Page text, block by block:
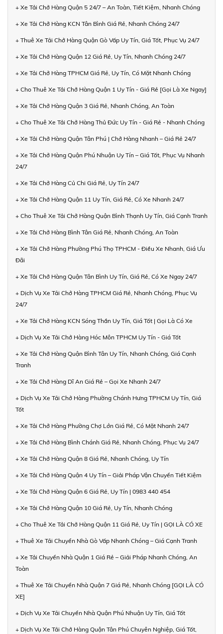
+ Xe Tải Chở Hàng Quận 5 24/7 – An Toàn, Tiết Kiệm, Nhanh Chóng
+ Xe Tải Chở Hàng KCN Tân Bình Giá Rẻ, Nhanh Chóng 24/7
+ Thuê Xe Tải Chở Hàng Quận Gò Vấp Uy Tín, Giá Tốt, Phục Vụ 24/7
+ Xe Tải Chở Hàng Quận 12 Giá Rẻ, Uy Tín, Nhanh Chóng 24/7
+ Xe Tải Chở Hàng TPHCM Giá Rẻ, Uy Tín, Có Mặt Nhanh Chóng
+ Cho Thuê Xe Tải Chở Hàng Quận 1 Uy Tín - Giá Rẻ [Gọi Là Xe Ngay]
+ Xe Tải Chở Hàng Quận 3 Giá Rẻ, Nhanh Chóng, An Toàn
+ Cho Thuê Xe Tải Chở Hàng Thủ Đức Uy Tín - Giá Rẻ - Nhanh Chóng
+ Xe Tải Chở Hàng Quận Tân Phú | Chở Hàng Nhanh – Giá Rẻ 24/7
+ Xe Tải Chở Hàng Quận Phú Nhuận Uy Tín – Giá Tốt, Phục Vụ Nhanh
24/7
+ Xe Tải Chở Hàng Củ Chi Giá Rẻ, Uy Tín 24/7
+ Xe Tải Chở Hàng Quận 11 Uy Tín, Giá Rẻ, Có Xe Nhanh 24/7
+ Cho Thuê Xe Tải Chở Hàng Quận Bình Thạnh Uy Tín, Giá Cạnh Tranh
+ Xe Tải Chở Hàng Bình Tân Giá Rẻ, Nhanh Chóng, An Toàn
+ Xe Tải Chở Hàng Phường Phú Thọ TPHCM - Điều Xe Nhanh, Giá Ưu
Đãi
+ Xe Tải Chở Hàng Quận Tân Bình Uy Tín, Giá Rẻ, Có Xe Ngay 24/7
+ Dịch Vụ Xe Tải Chở Hàng TPHCM Giá Rẻ, Nhanh Chóng, Phục Vụ
24/7
+ Xe Tải Chở Hàng KCN Sóng Thần Uy Tín, Giá Tốt | Gọi Là Có Xe
+ Dịch Vụ Xe Tải Chở Hàng Hóc Môn TPHCM Uy Tín - Giá Tốt
+ Xe Tải Chở Hàng Quận Bình Tân Uy Tín, Nhanh Chóng, Giá Cạnh
Tranh
+ Xe Tải Chở Hàng Dĩ An Giá Rẻ – Gọi Xe Nhanh 24/7
+ Dịch Vụ Xe Tải Chở Hàng Phường Chánh Hưng TPHCM Uy Tín, Giá
Tốt
+ Xe Tải Chở Hàng Phường Chợ Lớn Giá Rẻ, Có Mặt Nhanh 24/7
+ Xe Tải Chở Hàng Bình Chánh Giá Rẻ, Nhanh Chóng, Phục Vụ 24/7
+ Xe Tải Chở Hàng Quận 8 Giá Rẻ, Nhanh Chóng, Uy Tín
+ Xe Tải Chở Hàng Quận 4 Uy Tín – Giải Pháp Vận Chuyển Tiết Kiệm
+ Xe Tải Chở Hàng Quận 6 Giá Rẻ, Uy Tín | 0983 440 454
+ Xe Tải Chở Hàng Quận 10 Giá Rẻ, Uy Tín, Nhanh Chóng
+ Cho Thuê Xe Tải Chở Hàng Quận 11 Giá Rẻ, Uy Tín | GỌI LÀ CÓ XE
+ Thuê Xe Tải Chuyển Nhà Gò Vấp Nhanh Chóng – Giá Cạnh Tranh
+ Xe Tải Chuyển Nhà Quận 1 Giá Rẻ – Giải Pháp Nhanh Chóng, An
Toàn
+ Thuê Xe Tải Chuyển Nhà Quận 7 Giá Rẻ, Nhanh Chóng [GỌI LÀ CÓ
XE]
+ Dịch Vụ Xe Tải Chuyển Nhà Quận Phú Nhuận Uy Tín, Giá Tốt
+ Dịch Vụ Xe Tải Chở Hàng Quận Tân Phú Chuyên Nghiệp, Giá Tốt,